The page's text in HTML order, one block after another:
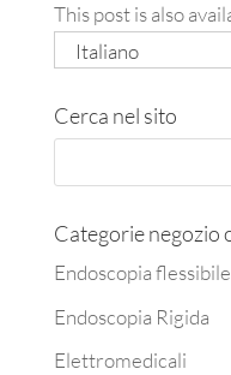
This post is also
Italiano
Cerca nel sito
Categorie negozio
Endoscopia flessibile
Endoscopia Rigida
Elettromedicali